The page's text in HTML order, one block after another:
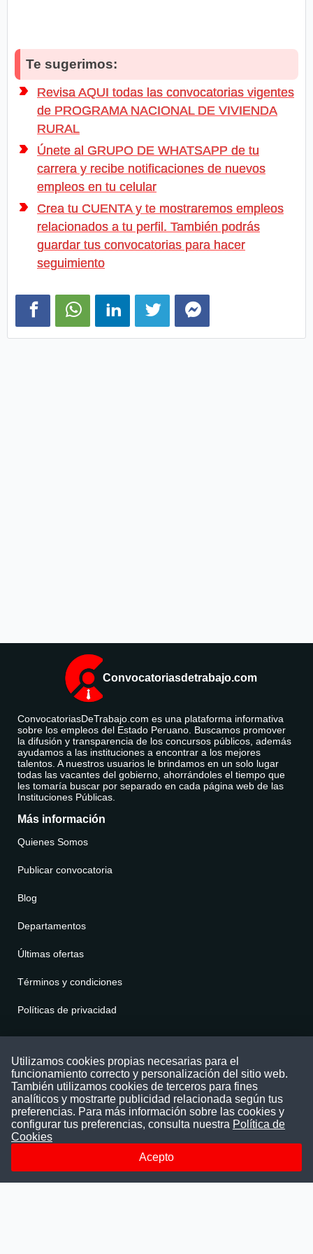
Te sugerimos:
Revisa AQUI todas las convocatorias vigentes
de PROGRAMA NACIONAL DE VIVIENDA
RURAL
Únete al GRUPO DE WHATSAPP de tu
carrera y recibe notificaciones de nuevos
empleos en tu celular
Crea tu CUENTA y te mostraremos empleos
relacionados a tu perfil. También podrás
guardar tus convocatorias para hacer
seguimiento
Convocatoriasdetrabajo.com
ConvocatoriasDeTrabajo.com es una plataforma informativa
sobre los empleos del Estado Peruano. Buscamos promover
la difusión y transparencia de los concursos públicos, además
ayudamos a las instituciones a encontrar a los mejores
talentos. A nuestros usuarios le brindamos en un solo lugar
todas las vacantes del gobierno, ahorrándoles el tiempo que
les tomaría buscar por separado en cada página web de las
Instituciones Públicas.
Más información
Quienes Somos
Publicar convocatoria
Blog
Departamentos
Últimas ofertas
Términos y condiciones
Políticas de privacidad
Puede comunicarse con nosotros a través
nuestras redes sociales o del correo:
contacto@convocatoriasdetrabajo.com
Siguenos en:
Utilizamos cookies propias necesarias para el
funcionamiento correcto y personalización del sitio web.
También utilizamos cookies de terceros para fines
analíticos y mostrarte publicidad relacionada según tus
preferencias. Para más información sobre las cookies y
configurar tus preferencias, consulta nuestra Política de
Cookies
Acepto